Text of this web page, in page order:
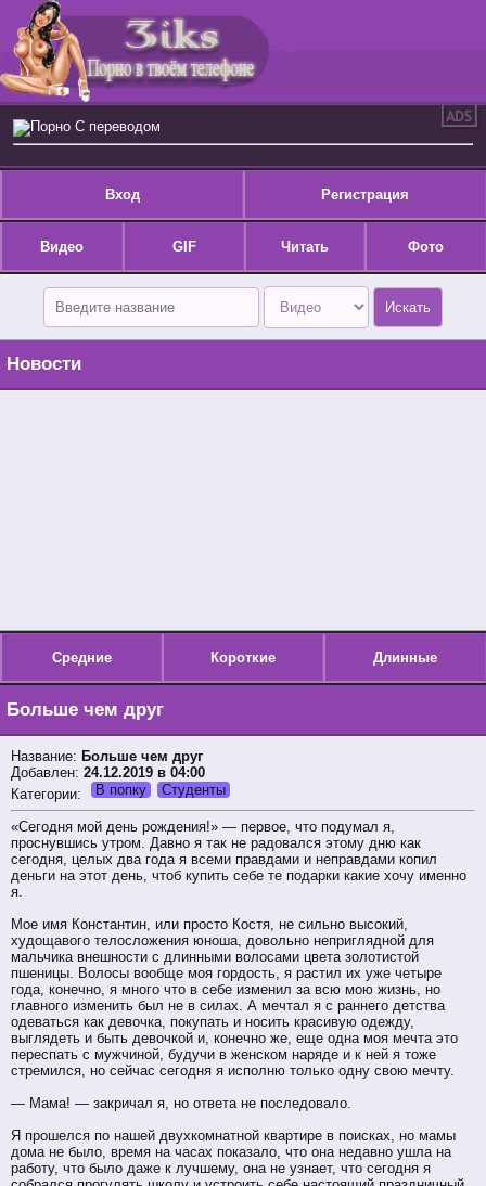
Порно С переводом
Вход Регистрация
Видео GIF Читать Фото
Новости
Средние Короткие Длинные
Больше чем друг
Название: Больше чем друг
Добавлен: 24.12.2019 в 04:00
Категории:
В попку Студенты
«Сегодня мой день рождения!» — первое, что подумал я,
проснувшись утром. Давно я так не радовался этому дню как
сегодня, целых два года я всеми правдами и неправдами копил
деньги на этот день, чтоб купить себе те подарки какие хочу именно
я.
Мое имя Константин, или просто Костя, не сильно высокий,
худощавого телосложения юноша, довольно неприглядной для
мальчика внешности с длинными волосами цвета золотистой
пшеницы. Волосы вообще моя гордость, я растил их уже четыре
года, конечно, я много что в себе изменил за всю мою жизнь, но
главного изменить был не в силах. А мечтал я с раннего детства
одеваться как девочка, покупать и носить красивую одежду,
выглядеть и быть девочкой и, конечно же, еще одна моя мечта это
переспать с мужчиной, будучи в женском наряде и к ней я тоже
стремился, но сейчас сегодня я исполню только одну свою мечту.
— Мама! — закричал я, но ответа не последовало.
Я прошелся по нашей двухкомнатной квартире в поисках, но мамы
дома не было, время на часах показало, что она недавно ушла на
работу, что было даже к лучшему, она не узнает, что сегодня я